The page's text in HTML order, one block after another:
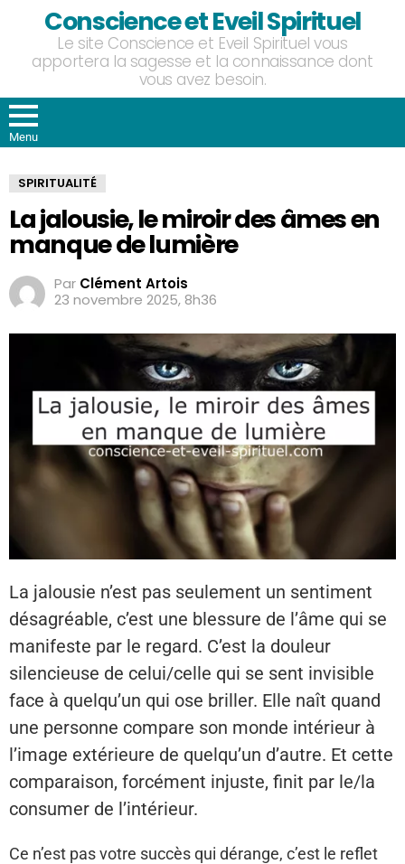
Conscience et Eveil Spirituel
Le site Conscience et Eveil Spirituel vous
apportera la sagesse et la connaissance dont
vous avez besoin.
Menu
SPIRITUALITÉ
La jalousie, le miroir des âmes en
manque de lumière
Par Clément Artois
23 novembre 2025, 8h36
La jalousie n’est pas seulement un sentiment
désagréable, c’est une blessure de l’âme qui se
manifeste par le regard. C’est la douleur
silencieuse de celui/celle qui se sent invisible
face à quelqu’un qui ose briller. Elle naît quand
une personne compare son monde intérieur à
l’image extérieure de quelqu’un d’autre. Et cette
comparaison, forcément injuste, finit par le/la
consumer de l’intérieur.
Ce n’est pas votre succès qui dérange, c’est le reflet